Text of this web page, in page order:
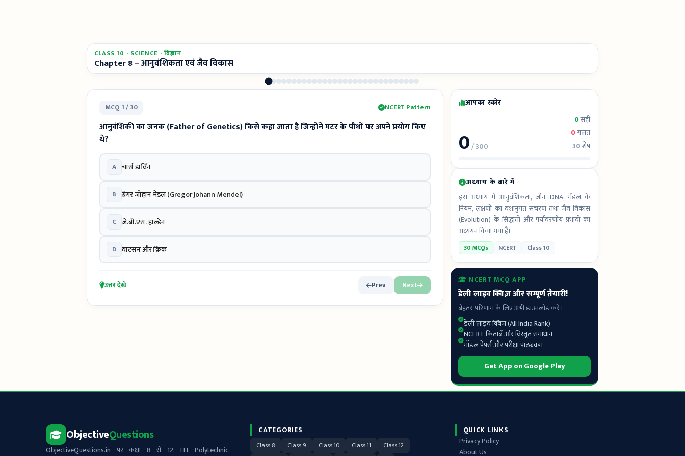
CLASS 10 · SCIENCE · विज्ञान
Chapter 8 – आनुवंशिकता एवं जैव विकास
MCQ 1 / 30 NCERT Pattern
आनुवंशिकी का जनक (Father of Genetics) किसे कहा जाता है जिन्होंने मटर के पौधों पर अपने प्रयोग किए
थे?
A चार्स डार्विन
B ग्रेगर जोहान मेंडल (Gregor Johann Mendel)
C जे.बी.एस. हाल्डेन
D वाटसन और क्रिक
उत्तर देखें Prev Next
आपका स्कोर
0/ 300
0सही
0गलत
30शेष
अध्याय के बारे में
इस अध्याय में आनुवंशिकता, जीन, DNA, मेंडल के
नियम, लक्षणों का वंशानुगत संचरण तथा जैव विकास
(Evolution) के सिद्धांतों और पर्यावरणीय प्रभावों का
अध्ययन किया गया है।
30 MCQs NCERT Class 10
NCERT MCQ APP
डेली लाइव क्विज़ और सम्पूर्ण तैयारी!
बेहतर परिणाम के लिए अभी डाउनलोड करें।
डेली लाइव क्विज़ (All India Rank)
NCERT किताबें और विस्तृत समाधान
मॉडल पेपर्स और परीक्षा पाठ्यक्रम
Get App on Google Play
ObjectiveQuestions
ObjectiveQuestions.in पर कक्षा 8 से 12, ITI, Polytechnic,
CATEGORIES
Class 8 Class 9 Class 10 Class 11 Class 12
QUICK LINKS
Privacy Policy
About Us